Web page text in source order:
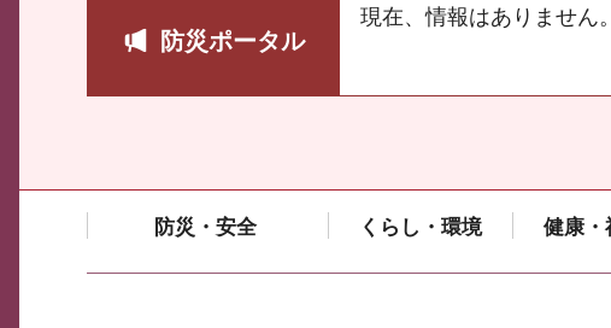
防災ポータル
現在、情報はありません。
防災・安全 くらし・環境 健康・